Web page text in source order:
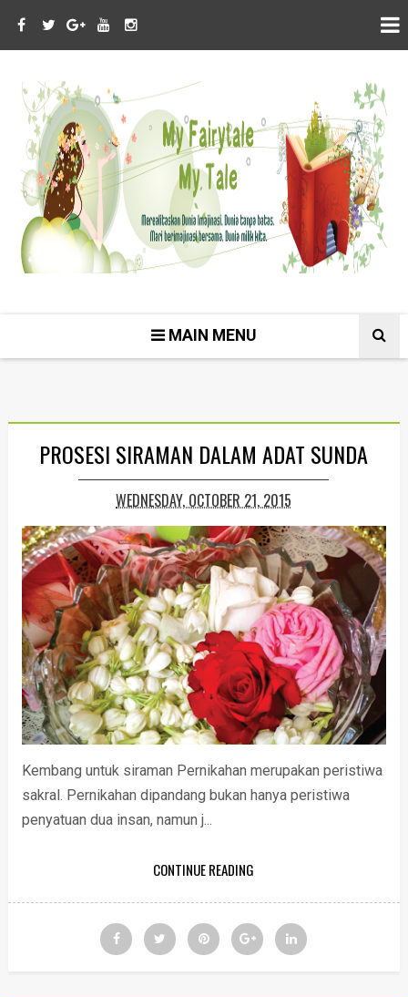
MAIN MENU
PROSESI SIRAMAN DALAM ADAT SUNDA
WEDNESDAY, OCTOBER 21, 2015
Kembang untuk siraman Pernikahan merupakan peristiwa
sakral. Pernikahan dipandang bukan hanya peristiwa
penyatuan dua insan, namun j...
CONTINUE READING